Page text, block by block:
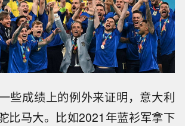
些成绩上的例外来证明，意大利
比马大。比如2021年蓝衫军拿下